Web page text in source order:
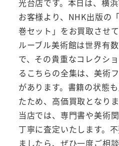
光台店です。本日は、横
お客様より、NHK出版の
巻セット」をお買取させ
ルーブル美術館は世界有
で、その貴重なコレクシ
るこちらの全集は、美術
があります。書籍の状態
たため、高価買取となりま
当店では、専門書や美術
丁寧に査定いたします。
ましたら、ぜひ一度ご相